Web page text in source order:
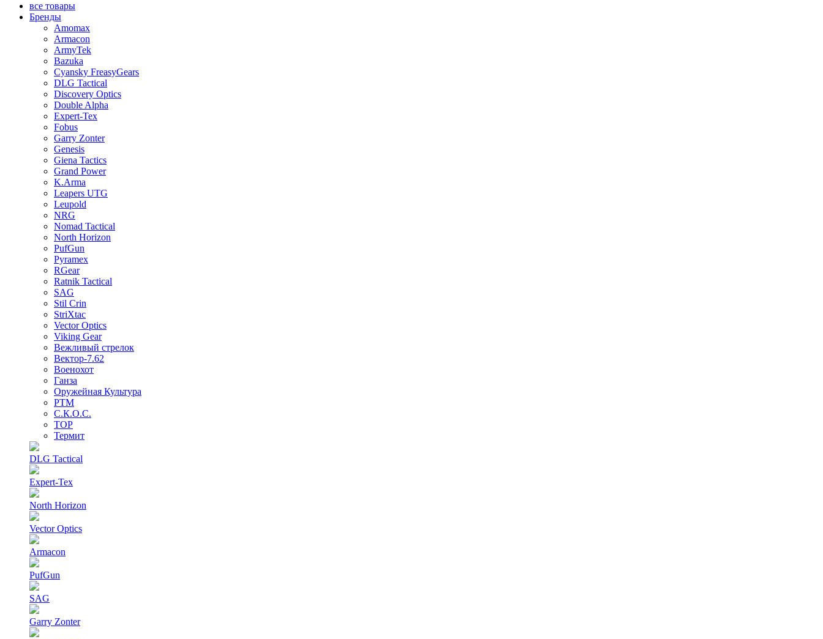
все товары
Бренды
Amomax
Armacon
ArmyTek
Bazuka
Cyansky FreasyGears
DLG Tactical
Discovery Optics
Double Alpha
Expert-Tex
Fobus
Garry Zonter
Genesis
Giena Tactics
Grand Power
K.Arma
Leapers UTG
Leupold
NRG
Nomad Tactical
North Horizon
PufGun
Pyramex
RGear
Ratnik Tactical
SAG
Stil Crin
StriXtac
Vector Optics
Viking Gear
Вежливый стрелок
Вектор-7.62
Военохот
Ганза
Оружейная Культура
РТМ
С.К.О.С.
ТОР
Термит
DLG Tactical
Expert-Tex
North Horizon
Vector Optics
Armacon
PufGun
SAG
Garry Zonter